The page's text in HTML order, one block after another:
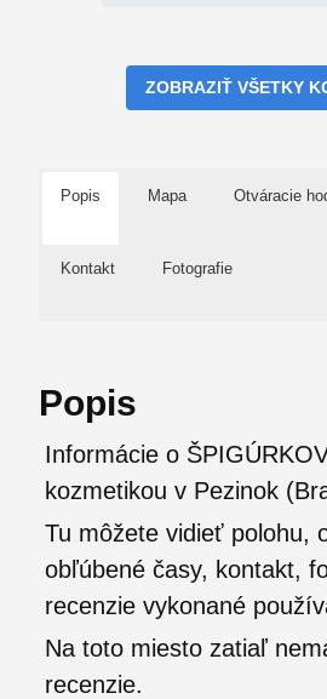
ZOBRAZIŤ VŠETKY
Popis Mapa Otváracie
Kontakt Fotografie
Popis
Informácie o
kozmetikou v Pezinok
Tu môžete vidieť polohu,
obľúbené časy, kontakt,
recenzie vykonané
Na toto miesto zatiaľ
recenzie.